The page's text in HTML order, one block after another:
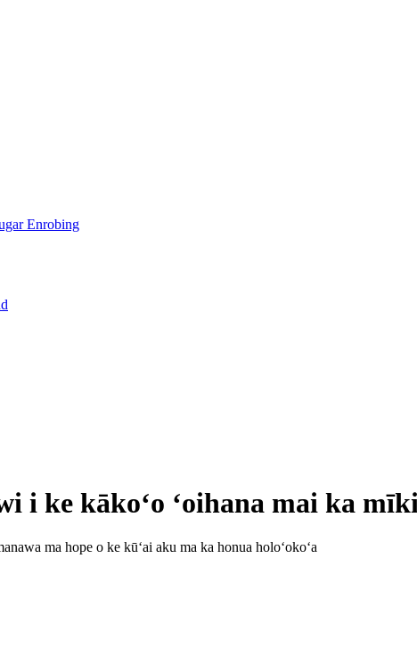
Enrobing
i ke kākoʻo ʻoihana mai ka
ma hope o ke kūʻai aku ma ka honua holoʻokoʻa